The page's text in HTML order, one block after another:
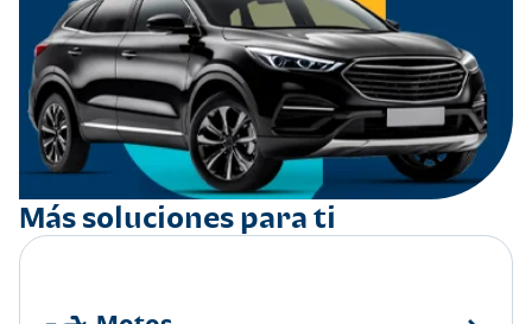
Más soluciones para ti